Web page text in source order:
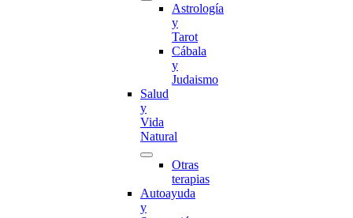
Astrología
y
Tarot
Cábala
y
Judaismo
Salud
y
Vida
Natural
Otras
terapias
Autoayuda
y